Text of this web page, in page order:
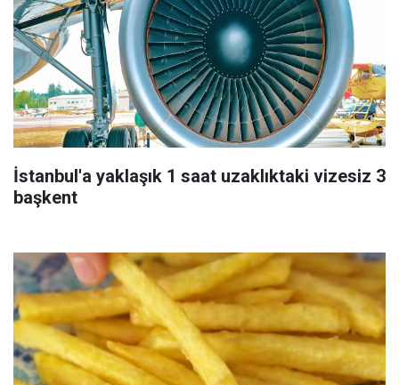
İstanbul'a yaklaşık 1 saat uzaklıktaki vizesiz 3
başkent